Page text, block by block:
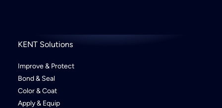
KENT Solutions
Improve & Protect
Bond & Seal
Color & Coat
Apply & Equip